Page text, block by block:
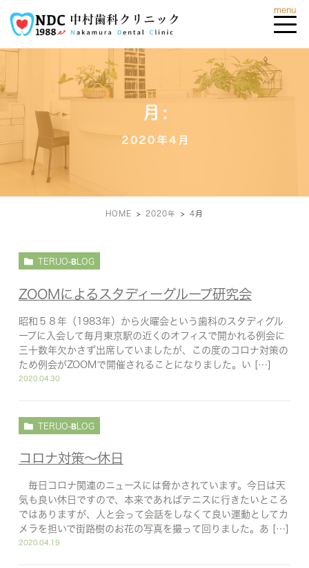
月:
2020年4月
HOME 2020年 4 月
TERUO-BLOG
ZOOMによるスタディーグループ研究会
昭和５８年（1983年）から火曜会という歯科のスタディグル
ープに入会して毎月東京駅の近くのオフィスで開かれる例会に
三十数年欠かさず出席していましたが、この度のコロナ対策の
ため例会がZOOMで開催されることになりました。い […]
2020.04.30
TERUO-BLOG
コロナ対策〜休日
毎日コロナ関連のニュースには脅かされています。今日は天
気も良い休日ですので、本来であればテニスに行きたいところ
ではありますが、人と会って会話をしなくて良い運動としてカ
メラを担いで街路樹のお花の写真を撮って回りました。あ […]
2020.04.19